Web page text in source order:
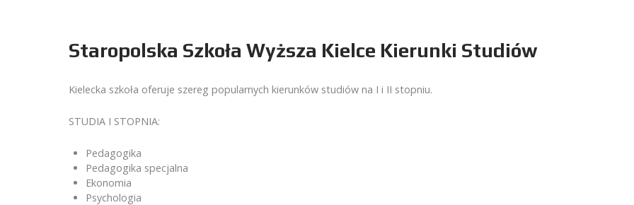
Staropolska Szkoła Wyższa Kielce Kierunki Studiów
Kielecka szkoła oferuje szereg popularnych kierunków studiów na I i II stopniu.
STUDIA I STOPNIA:
Pedagogika
Pedagogika specjalna
Ekonomia
Psychologia